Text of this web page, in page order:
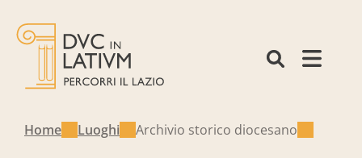
Home Luoghi Archivio storico diocesano